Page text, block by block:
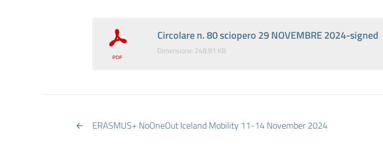
Circolare n. 80 sciopero 29 NOVEMBRE 2024-signed
Dimensione: 248.81 KB
ERASMUS+ NoOneOut Iceland Mobility 11-14 November 2024